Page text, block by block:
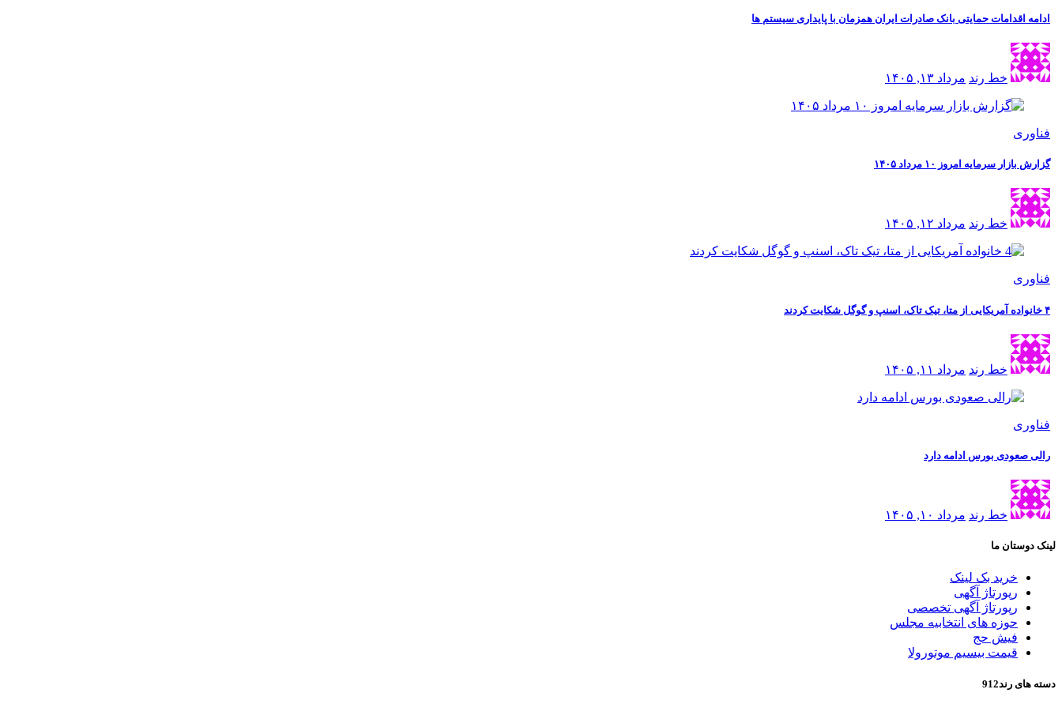
ادامه اقدامات حمایتی بانک صادرات ایران همزمان با پایداری سیستم ها
خط رند مرداد ۱۳, ۱۴۰۵
فناوری
گزارش بازار سرمایه امروز ۱۰ مرداد ۱۴۰۵
خط رند مرداد ۱۲, ۱۴۰۵
فناوری
۴ خانواده آمریکایی از متا، تیک تاک، اسنپ و گوگل شکایت کردند
خط رند مرداد ۱۱, ۱۴۰۵
فناوری
رالی صعودی بورس ادامه دارد
خط رند مرداد ۱۰, ۱۴۰۵
لینک دوستان ما
خرید بک لینک
رپورتاژ آگهی
رپورتاژ آگهی تخصصی
حوزه های انتخابیه مجلس
فیش حج
قیمت بیسیم موتورولا
دسته های رند912